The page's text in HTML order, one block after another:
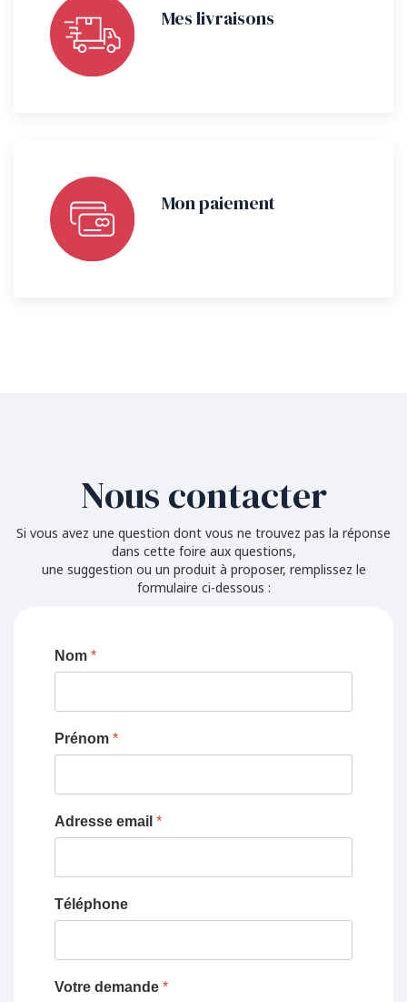
Mes livraisons
Mon paiement
Nous contacter
Si vous avez une question dont vous ne trouvez pas la réponse
dans cette foire aux questions,
une suggestion ou un produit à proposer, remplissez le
formulaire ci-dessous :
Nom *
Prénom *
Adresse email *
Téléphone
Votre demande *